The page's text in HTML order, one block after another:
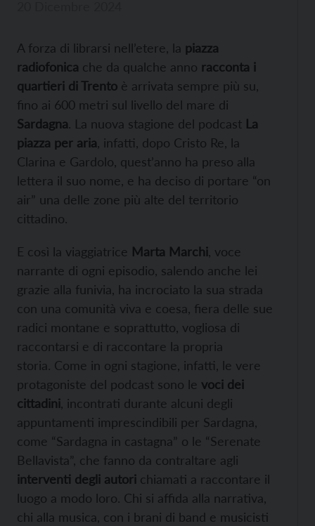
A forza di librarsi nell’etere, la piazza
radiofonica che da qualche anno racconta i
quartieri di Trento è arrivata sempre più su,
fino ai 600 metri sul livello del mare di
Sardagna. La nuova stagione del podcast La
piazza per aria , infatti, dopo Cristo Re, la
Clarina e Gardolo, quest’anno ha preso alla
lettera il suo nome, e ha deciso di portare “on
air” una delle zone più alte del territorio
cittadino.
E così la viaggiatrice Marta Marchi , voce
narrante di ogni episodio, salendo anche lei
grazie alla funivia, ha incrociato la sua strada
con una comunità viva e coesa, fiera delle sue
radici montane e soprattutto, vogliosa di
raccontarsi e di raccontare la propria
storia. Come in ogni stagione, infatti, le vere
protagoniste del podcast sono le voci dei
cittadini , incontrati durante alcuni degli
appuntamenti imprescindibili per Sardagna,
come “Sardagna in castagna” o le “Serenate
Bellavista”, che fanno da contraltare agli
interventi degli autori chiamati a raccontare il
luogo a modo loro. Chi si affida alla narrativa,
chi alla musica, con i brani di band e musicisti